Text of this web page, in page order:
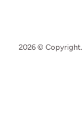
2026 © Copyright.